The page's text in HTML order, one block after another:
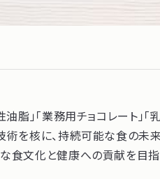
」「業務用チョコレート」
を核に、持続可能な食の未
食文化と健康への貢献を目指